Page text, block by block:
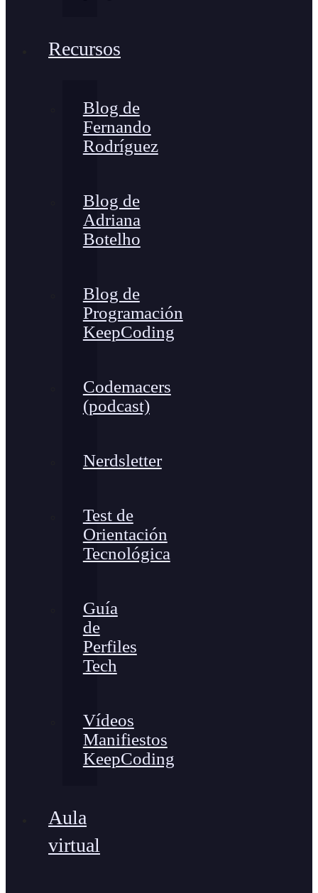
Recursos
Blog de
Fernando
Rodríguez
Blog de
Adriana
Botelho
Blog de
Programación
KeepCoding
Codemacers
(podcast)
Nerdsletter
Test de
Orientación
Tecnológica
Guía
de
Perfiles
Tech
Vídeos
Manifiestos
KeepCoding
Aula
virtual